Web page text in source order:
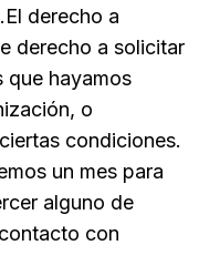
derecho a
derecho a solicitar
que hayamos
o
condiciones.
un mes para
alguno de
con